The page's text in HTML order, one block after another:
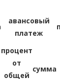
авансовый
платеж
процент
от
общей
сумма